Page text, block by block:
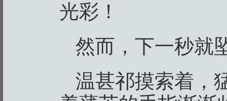
光彩！
然而，下一秒就
温甚祁摸索着，